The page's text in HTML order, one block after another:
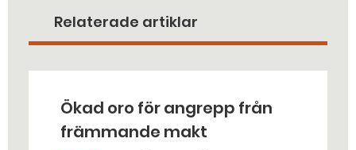
Relaterade artiklar
Ökad oro för angrepp från
främmande makt